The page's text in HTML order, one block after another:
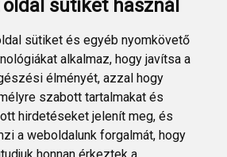
sütiket használ
sütiket és egyéb nyomkövető
alkalmaz, hogy javítsa a
élményét, azzal hogy
szabott tartalmakat és
hirdetéseket jelenít meg, és
a weboldalunk forgalmát, hogy
Ipari Split
ESTIA
Szellőztetés
USX EDGE